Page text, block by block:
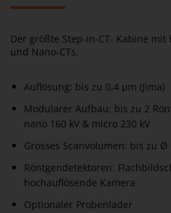
Der größte Step-in-CT- Kabine
und Nano-CTs.
Auflösung: bis zu 0,4 µm (Jima)
Modularer Aufbau: bis zu 2
nano 160 kV & micro 230 kV
Grosses Scanvolumen: bis zu
Röntgendetektoren:
hochauflösende Kamera
Optionaler Probenlader